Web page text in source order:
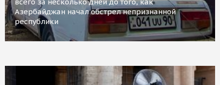
Азербайджан начал обстрел непризнанной
республики